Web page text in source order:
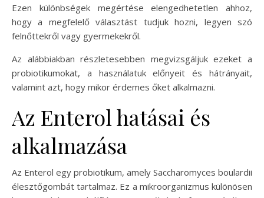
Ezen különbségek megértése elengedhetetlen ahhoz,
hogy a megfelelő választást tudjuk hozni, legyen szó
felnőttekről vagy gyermekekről.
Az alábbiakban részletesebben megvizsgáljuk ezeket a
probiotikumokat, a használatuk előnyeit és hátrányait,
valamint azt, hogy mikor érdemes őket alkalmazni.
Az Enterol hatásai és
alkalmazása
Az Enterol egy probiotikum, amely Saccharomyces boulardii
élesztőgombát tartalmaz. Ez a mikroorganizmus különösen